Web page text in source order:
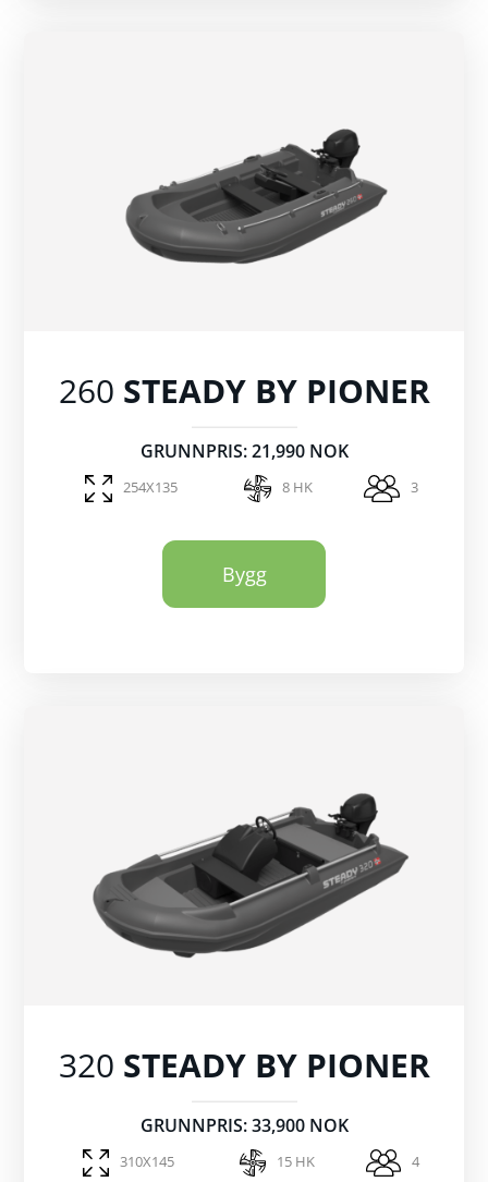
260 STEADY BY PIONER
GRUNNPRIS: 21,990 NOK
254X135 8 HK 3
Bygg
320 STEADY BY PIONER
GRUNNPRIS: 33,900 NOK
310X145 15 HK 4